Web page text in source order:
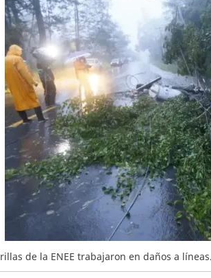
de la ENEE trabajaron en daños a líneas.